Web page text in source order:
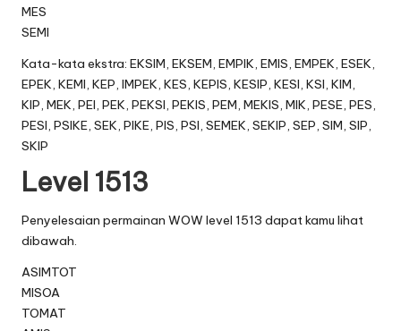
MES
SEMI
Kata-kata ekstra: EKSIM, EKSEM, EMPIK, EMIS, EMPEK, ESEK,
EPEK, KEMI, KEP, IMPEK, KES, KEPIS, KESIP, KESI, KSI, KIM,
KIP, MEK, PEI, PEK, PEKSI, PEKIS, PEM, MEKIS, MIK, PESE, PES,
PESI, PSIKE, SEK, PIKE, PIS, PSI, SEMEK, SEKIP, SEP, SIM, SIP,
SKIP
Level 1513
Penyelesaian permainan WOW level 1513 dapat kamu lihat
dibawah.
ASIMTOT
MISOA
TOMAT